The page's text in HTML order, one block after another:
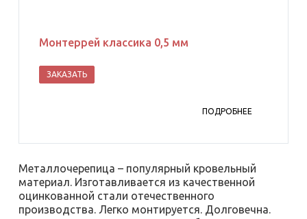
Монтеррей классика 0,5 мм
ЗАКАЗАТЬ
ПОДРОБНЕЕ
Металлочерепица – популярный кровельный
материал. Изготавливается из качественной
оцинкованной стали отечественного
производства. Легко монтируется. Долговечна.